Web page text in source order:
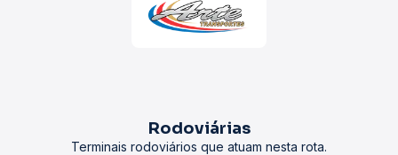
Rodoviárias
Terminais rodoviários que atuam nesta rota.